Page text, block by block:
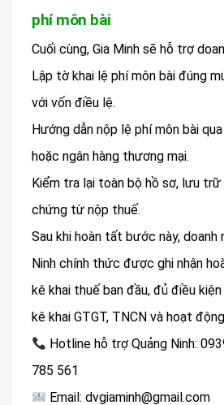
phí môn bài
Cuối cùng, Gia Minh sẽ hỗ trợ
Lập tờ khai lệ phí môn bài đúng
với vốn điều lệ.
Hướng dẫn nộp lệ phí môn bài
hoặc ngân hàng thương mại.
Kiểm tra lại toàn bộ hồ sơ, lưu
chứng từ nộp thuế.
Sau khi hoàn tất bước này, doanh
Ninh chính thức được ghi nhận
kê khai thuế ban đầu, đủ điều
kê khai GTGT, TNCN và hoạt
Hotline hỗ trợ Quảng Ninh:
785 561
Email: dvgiaminh@gmail.com